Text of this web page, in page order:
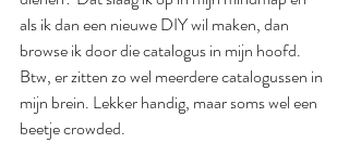
als ik dan een nieuwe DIY wil maken, dan
browse ik door die catalogus in mijn hoofd.
Btw, er zitten zo wel meerdere catalogussen in
mijn brein. Lekker handig, maar soms wel een
beetje crowded.